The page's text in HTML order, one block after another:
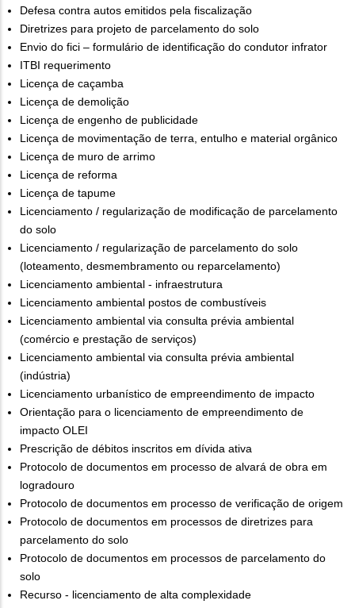
Defesa contra autos emitidos pela fiscalização
Diretrizes para projeto de parcelamento do solo
Envio do fici – formulário de identificação do condutor infrator
ITBI requerimento
Licença de caçamba
Licença de demolição
Licença de engenho de publicidade
Licença de movimentação de terra, entulho e material orgânico
Licença de muro de arrimo
Licença de reforma
Licença de tapume
Licenciamento / regularização de modificação de parcelamento
do solo
Licenciamento / regularização de parcelamento do solo
(loteamento, desmembramento ou reparcelamento)
Licenciamento ambiental - infraestrutura
Licenciamento ambiental postos de combustíveis
Licenciamento ambiental via consulta prévia ambiental
(comércio e prestação de serviços)
Licenciamento ambiental via consulta prévia ambiental
(indústria)
Licenciamento urbanístico de empreendimento de impacto
Orientação para o licenciamento de empreendimento de
impacto OLEI
Prescrição de débitos inscritos em dívida ativa
Protocolo de documentos em processo de alvará de obra em
logradouro
Protocolo de documentos em processo de verificação de origem
Protocolo de documentos em processos de diretrizes para
parcelamento do solo
Protocolo de documentos em processos de parcelamento do
solo
Recurso - licenciamento de alta complexidade